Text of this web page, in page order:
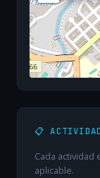
📋
Cada actividad
aplicable.